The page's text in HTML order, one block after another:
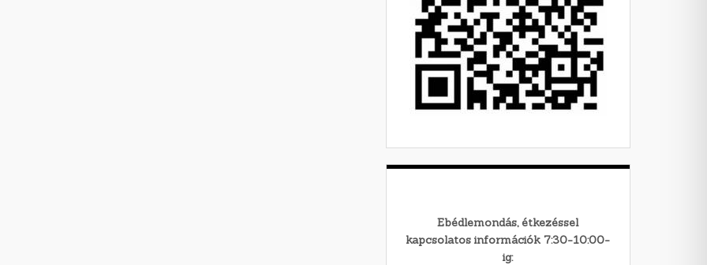
Ebédlemondás, étkezéssel
kapcsolatos információk 7:30-10:00-
ig: